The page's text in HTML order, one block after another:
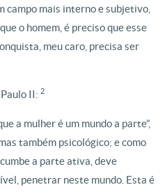
campo mais interno e subjetivo,
o homem, é preciso que esse
meu caro, precisa ser
II: 2
a mulher é um mundo a parte”,
também psicológico; e como
a parte ativa, deve
penetrar neste mundo. Esta é